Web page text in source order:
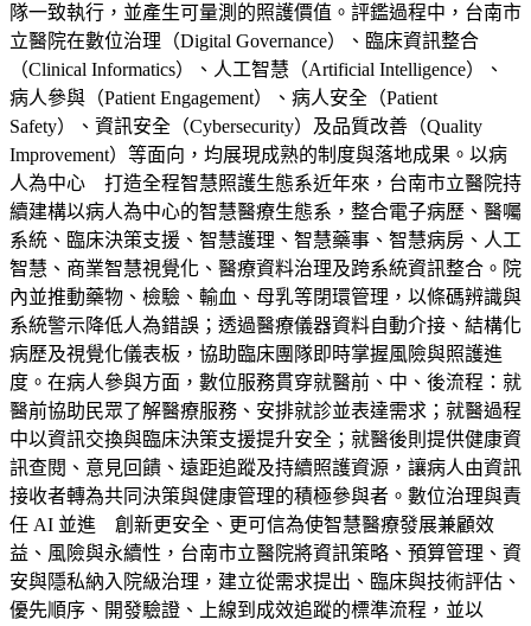
隊一致執行，並產生可量測的照護價值。評鑑過程中，台南市
立醫院在數位治理（Digital Governance）、臨床資訊整合
（Clinical Informatics）、人工智慧（Artificial Intelligence）、
病人參與（Patient Engagement）、病人安全（Patient
Safety）、資訊安全（Cybersecurity）及品質改善（Quality
Improvement）等面向，均展現成熟的制度與落地成果。以病
人為中心 打造全程智慧照護生態系近年來，台南市立醫院持
續建構以病人為中心的智慧醫療生態系，整合電子病歷、醫囑
系統、臨床決策支援、智慧護理、智慧藥事、智慧病房、人工
智慧、商業智慧視覺化、醫療資料治理及跨系統資訊整合。院
內並推動藥物、檢驗、輸血、母乳等閉環管理，以條碼辨識與
系統警示降低人為錯誤；透過醫療儀器資料自動介接、結構化
病歷及視覺化儀表板，協助臨床團隊即時掌握風險與照護進
度。在病人參與方面，數位服務貫穿就醫前、中、後流程：就
醫前協助民眾了解醫療服務、安排就診並表達需求；就醫過程
中以資訊交換與臨床決策支援提升安全；就醫後則提供健康資
訊查閱、意見回饋、遠距追蹤及持續照護資源，讓病人由資訊
接收者轉為共同決策與健康管理的積極參與者。數位治理與責
任 AI 並進 創新更安全、更可信為使智慧醫療發展兼顧效
益、風險與永續性，台南市立醫院將資訊策略、預算管理、資
安與隱私納入院級治理，建立從需求提出、臨床與技術評估、
優先順序、開發驗證、上線到成效追蹤的標準流程，並以